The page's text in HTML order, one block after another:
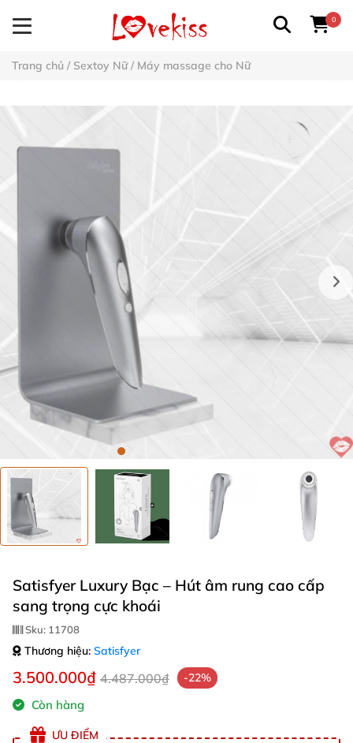
0
Trang chủ / Sextoy Nữ/ Máy massage cho Nữ
Satisfyer Luxury Bạc – Hút âm rung cao cấp
sang trọng cực khoái
Sku: 11708
Thương hiệu: Satisfyer
3.500.000₫ 4.487.000₫ -22%
Còn hàng
ƯU ĐIỂM